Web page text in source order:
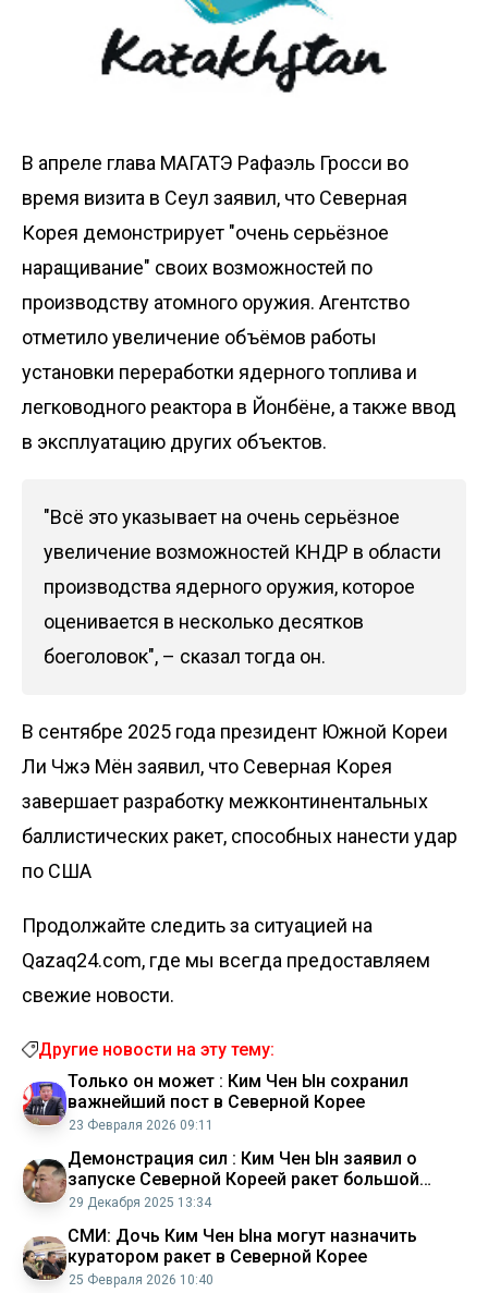
В апреле глава МАГАТЭ Рафаэль Гросси во
время визита в Сеул заявил, что Северная
Корея демонстрирует "очень серьёзное
наращивание" своих возможностей по
производству атомного оружия. Агентство
отметило увеличение объёмов работы
установки переработки ядерного топлива и
легководного реактора в Йонбёне, а также ввод
в эксплуатацию других объектов.
"Всё это указывает на очень серьёзное
увеличение возможностей КНДР в области
производства ядерного оружия, которое
оценивается в несколько десятков
боеголовок", – сказал тогда он.
В сентябре 2025 года президент Южной Кореи
Ли Чжэ Мён заявил, что Северная Корея
завершает разработку межконтинентальных
баллистических ракет, способных нанести удар
по США
Продолжайте следить за ситуацией на
Qazaq24.com, где мы всегда предоставляем
свежие новости.
Другие новости на эту тему:
Только он может : Ким Чен Ын сохранил
важнейший пост в Северной Корее
23 Февраля 2026 09:11
Демонстрация сил : Ким Чен Ын заявил о
запуске Северной Кореей ракет большой
дальности
29 Декабря 2025 13:34
СМИ: Дочь Ким Чен Ына могут назначить
куратором ракет в Северной Корее
25 Февраля 2026 10:40